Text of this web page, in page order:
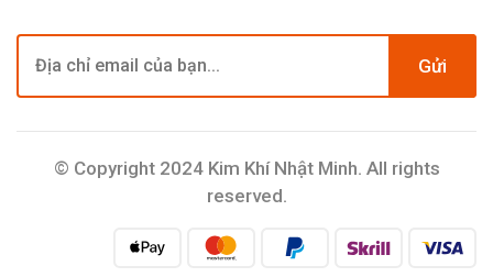
Gửi
© Copyright 2024 Kim Khí Nhật Minh. All rights
reserved.